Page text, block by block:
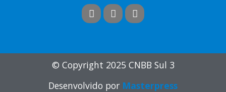
© Copyright 2025 CNBB Sul 3
Desenvolvido por Masterpress